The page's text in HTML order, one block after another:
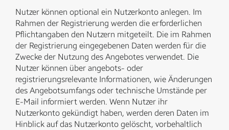
Nutzer können optional ein Nutzerkonto anlegen. Im
Rahmen der Registrierung werden die erforderlichen
Pflichtangaben den Nutzern mitgeteilt. Die im Rahmen
der Registrierung eingegebenen Daten werden für die
Zwecke der Nutzung des Angebotes verwendet. Die
Nutzer können über angebots- oder
registrierungsrelevante Informationen, wie Änderungen
des Angebotsumfangs oder technische Umstände per
E-Mail informiert werden. Wenn Nutzer ihr
Nutzerkonto gekündigt haben, werden deren Daten im
Hinblick auf das Nutzerkonto gelöscht, vorbehaltlich